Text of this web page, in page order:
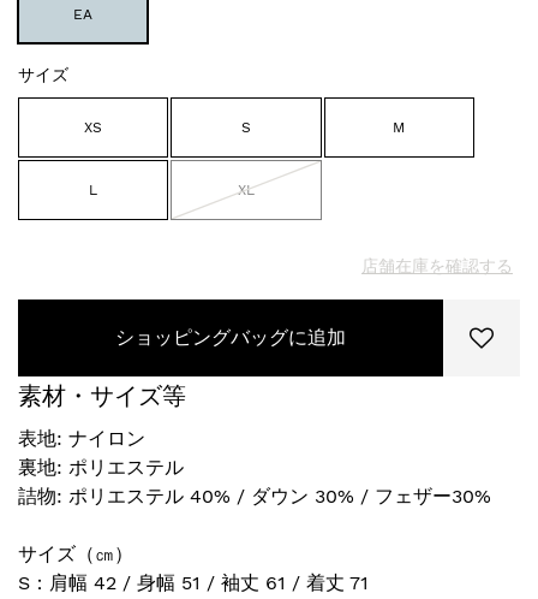
EA
サイズ
XS S M
L XL
店舗在庫を確認する
ショッピングバッグに追加
素材・サイズ等
表地: ナイロン
裏地: ポリエステル
詰物: ポリエステル 40% / ダウン 30% / フェザー30%
サイズ（㎝）
S：肩幅 42 / 身幅 51 / 袖丈 61 / 着丈 71